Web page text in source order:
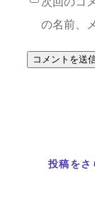
の名前、
投稿をさ